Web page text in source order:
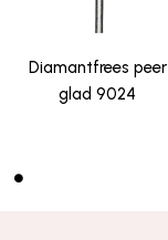
Diamantfrees peer
glad 9024